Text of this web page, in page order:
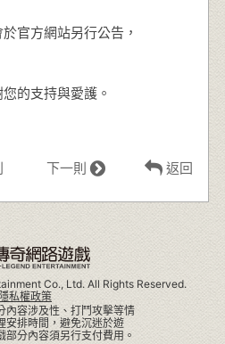
官方網站另行公告，
的支持與愛護。
下一則 返回
Co., Ltd. All Rights Reserved.
隱私權政策
內容涉及性、打鬥攻擊等情
安排時間，避免沉迷於遊
部分內容須另行支付費用。